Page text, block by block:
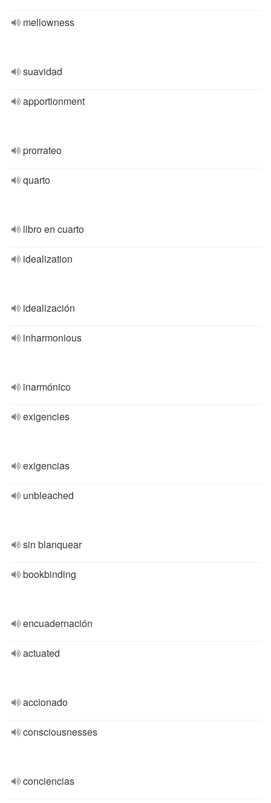
mellowness
suavidad
apportionment
prorrateo
quarto
libro en cuarto
idealization
idealización
inharmonious
inarmónico
exigencies
exigencias
unbleached
sin blanquear
bookbinding
encuadernación
actuated
accionado
consciousnesses
conciencias